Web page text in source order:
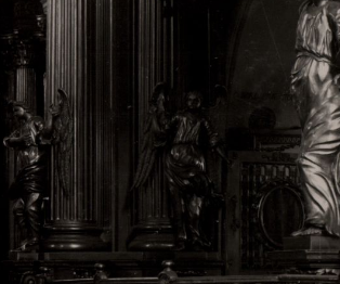
Свято-
Свято-Троицкий собор Архангельска
23.12.2015
Сегодня мы можем говорить, что
пострадал от целенаправленных
выдающихся памятников архитектуры.
вызванная борьбой с религией, набравшая
разрушение православного центра
собора Архангельска.